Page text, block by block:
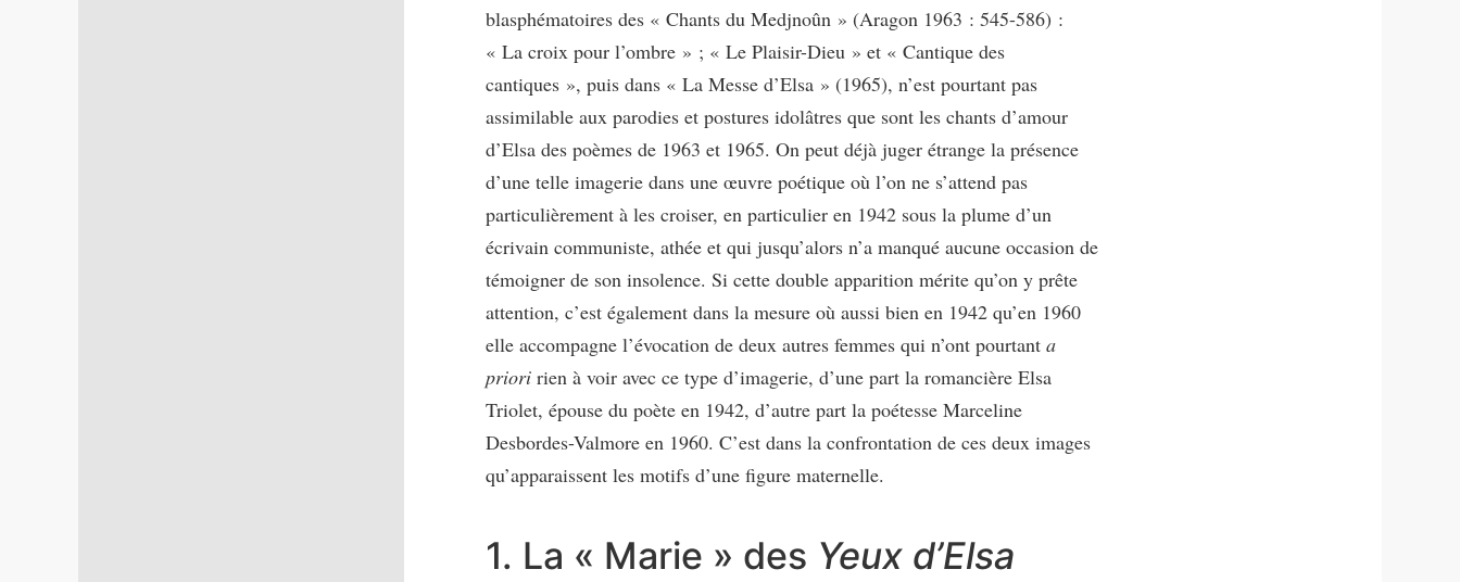
blasphématoires des « Chants du Medjnoûn » (Aragon 1963 : 545-586) :
« La croix pour l’ombre » ; « Le Plaisir-Dieu » et « Cantique des
cantiques », puis dans « La Messe d’Elsa » (1965), n’est pourtant pas
assimilable aux parodies et postures idolâtres que sont les chants d’amour
d’Elsa des poèmes de 1963 et 1965. On peut déjà juger étrange la présence
d’une telle imagerie dans une œuvre poétique où l’on ne s’attend pas
particulièrement à les croiser, en particulier en 1942 sous la plume d’un
écrivain communiste, athée et qui jusqu’alors n’a manqué aucune occasion de
témoigner de son insolence. Si cette double apparition mérite qu’on y prête
attention, c’est également dans la mesure où aussi bien en 1942 qu’en 1960
elle accompagne l’évocation de deux autres femmes qui n’ont pourtant a
priori rien à voir avec ce type d’imagerie, d’une part la romancière Elsa
Triolet, épouse du poète en 1942, d’autre part la poétesse Marceline
Desbordes-Valmore en 1960. C’est dans la confrontation de ces deux images
qu’apparaissent les motifs d’une figure maternelle.
1. La « Marie » des Yeux d’Elsa